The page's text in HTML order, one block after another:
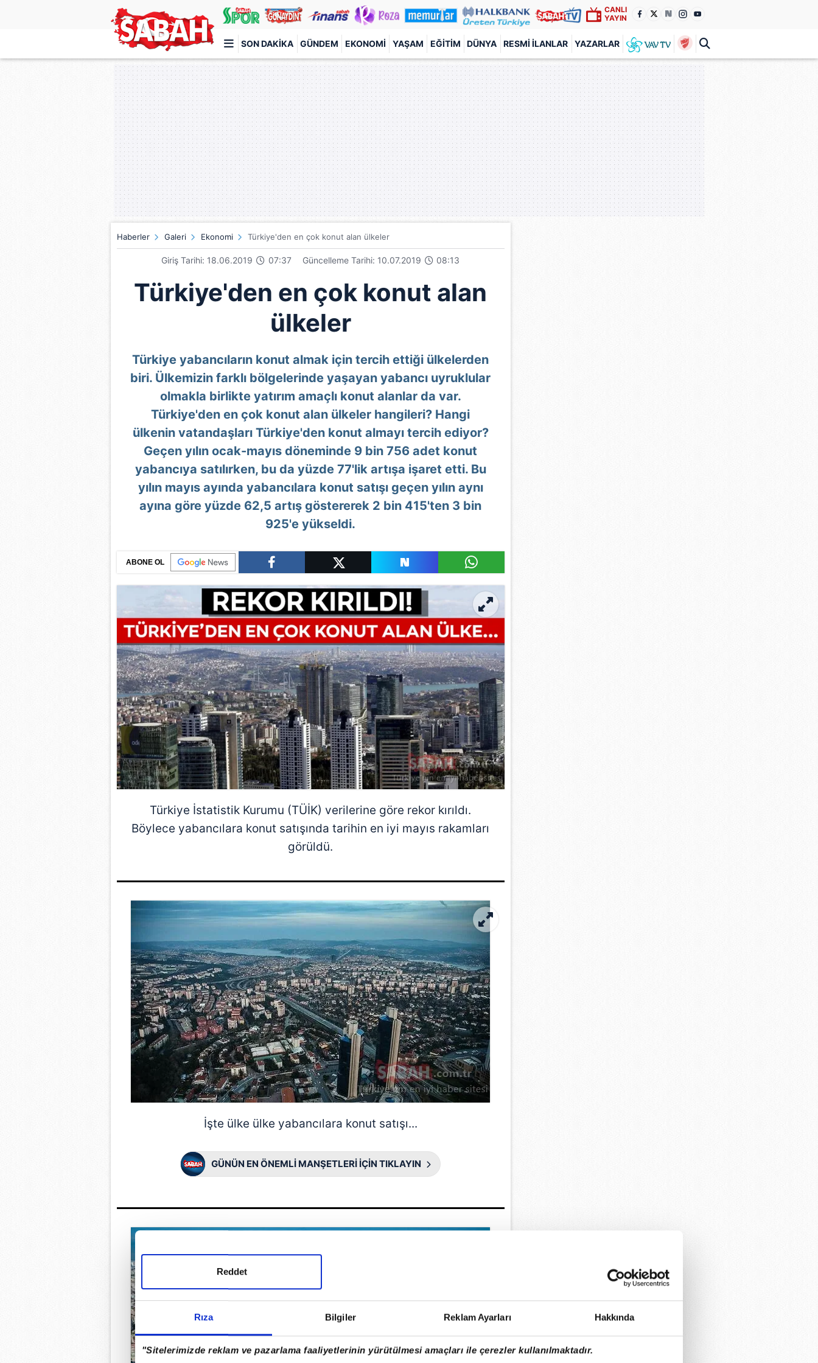
Rıza Bilgiler Reklam Ayarları Hakkında
"Sitelerimizde reklam ve pazarlama faaliyetlerinin yürütülmesi amaçları ile çerezler kullanılmaktadır.
Reddet
CANLI
YAYIN
SON DAKIKA GÜNDEM EKONOMI YAŞAM EĞITIM DÜNYA RESMI İLANLAR YAZARLAR
Türkiye'nin en iyi haber sitesi
Haberler Galeri Ekonomi Türkiye'den en çok konut alan ülkeler
Giriş Tarihi: 18.06.2019 07:37 Güncelleme Tarihi: 10.07.2019 08:13
Türkiye'den en çok konut alan
ülkeler
Türkiye yabancıların konut almak için tercih ettiği ülkelerden
biri. Ülkemizin farklı bölgelerinde yaşayan yabancı uyruklular
olmakla birlikte yatırım amaçlı konut alanlar da var.
Türkiye'den en çok konut alan ülkeler hangileri? Hangi
ülkenin vatandaşları Türkiye'den konut almayı tercih ediyor?
Geçen yılın ocak-mayıs döneminde 9 bin 756 adet konut
yabancıya satılırken, bu da yüzde 77'lik artışa işaret etti. Bu
yılın mayıs ayında yabancılara konut satışı geçen yılın aynı
ayına göre yüzde 62,5 artış göstererek 2 bin 415'ten 3 bin
925'e yükseldi.
ABONE OL
Türkiye İstatistik Kurumu (TÜİK) verilerine göre rekor kırıldı.
Böylece yabancılara konut satışında tarihin en iyi mayıs rakamları
görüldü.
İşte ülke ülke yabancılara konut satışı...
GÜNÜN EN ÖNEMLİ MANŞETLERİ İÇİN TIKLAYIN